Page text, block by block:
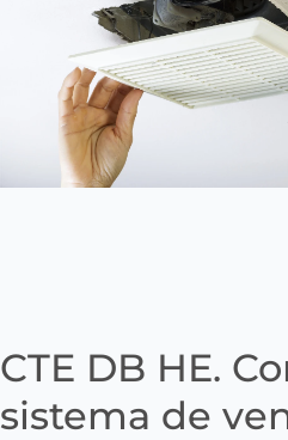
CTE DB HE.
sistema de